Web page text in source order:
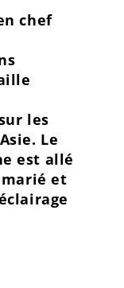
chef
les
Le
est allé
et